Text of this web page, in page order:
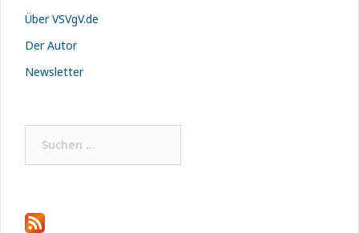
Über VSVgV.de
Der Autor
Newsletter
nach: